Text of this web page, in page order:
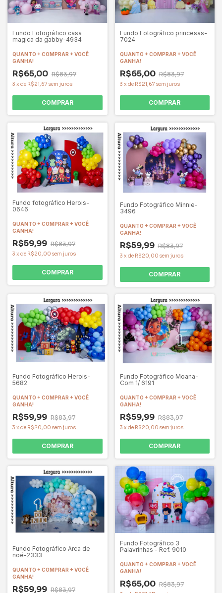
Fundo Fotográfico casa
magica da gabby-4934
QUANTO + COMPRAR + VOCÊ
GANHA!
R$65,00 R$83,97
3 x de R$21,67 sem juros
COMPRAR
Fundo Fotográfico princesas-
7024
QUANTO + COMPRAR + VOCÊ
GANHA!
R$65,00 R$83,97
3 x de R$21,67 sem juros
COMPRAR
Fundo fotográfico Herois-
0646
QUANTO + COMPRAR + VOCÊ
GANHA!
R$59,99 R$83,97
3 x de R$20,00 sem juros
COMPRAR
Fundo Fotográfico Minnie-
3496
QUANTO + COMPRAR + VOCÊ
GANHA!
R$59,99 R$83,97
3 x de R$20,00 sem juros
COMPRAR
Fundo Fotográfico Herois-
5682
QUANTO + COMPRAR + VOCÊ
GANHA!
R$59,99 R$83,97
3 x de R$20,00 sem juros
COMPRAR
Fundo Fotográfico Moana-
Com 1/ 6191
QUANTO + COMPRAR + VOCÊ
GANHA!
R$59,99 R$83,97
3 x de R$20,00 sem juros
COMPRAR
Fundo Fotográfico Arca de
noé-2333
QUANTO + COMPRAR + VOCÊ
GANHA!
R$59,99 R$83,97
Fundo Fotográfico 3
Palavrinhas - Ref. 9010
QUANTO + COMPRAR + VOCÊ
GANHA!
R$65,00 R$83,97